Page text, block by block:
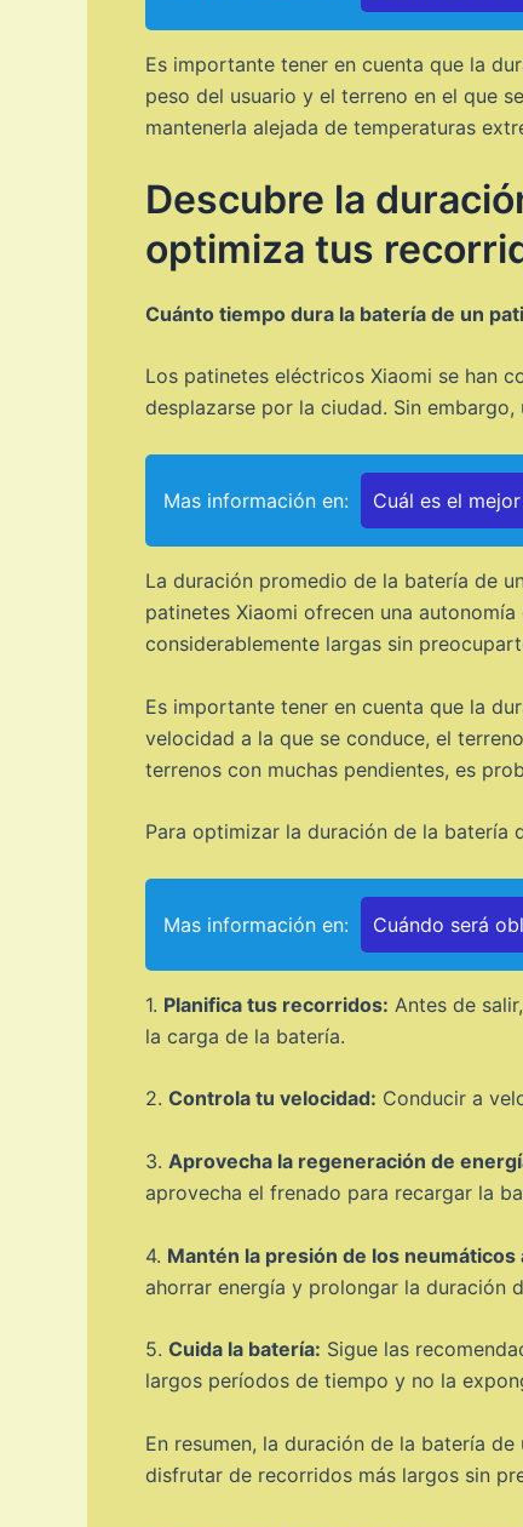
Es importante tener en cuenta que la
peso del usuario y el terreno en el que
mantenerla alejada de temperaturas
Descubre la
optimiza tus
Cuánto tiempo dura la batería de un
Los patinetes eléctricos Xiaomi se han
desplazarse por la ciudad. Sin
Mas información en: Cuál es el
La duración promedio de la batería de
patinetes Xiaomi ofrecen una
considerablemente largas sin
Es importante tener en cuenta que la
velocidad a la que se conduce, el
terrenos con muchas pendientes, es
Para optimizar la duración de la batería
Mas información en: Cuándo será
1. Planifica tus recorridos: Antes de
la carga de la batería.
2. Controla tu velocidad: Conducir a
3. Aprovecha la regeneración de
aprovecha el frenado para recargar la
4. Mantén la presión de los neumáticos
ahorrar energía y prolongar la duración
5. Cuida la batería: Sigue las
largos períodos de tiempo y no la
En resumen, la duración de la batería
disfrutar de recorridos más largos sin